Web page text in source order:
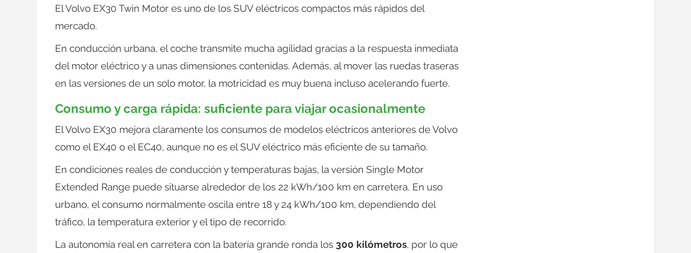
El Volvo EX30 Twin Motor es uno de los SUV eléctricos compactos más rápidos del
mercado.
En conducción urbana, el coche transmite mucha agilidad gracias a la respuesta inmediata
del motor eléctrico y a unas dimensiones contenidas. Además, al mover las ruedas traseras
en las versiones de un solo motor, la motricidad es muy buena incluso acelerando fuerte.
Consumo y carga rápida: suficiente para viajar ocasionalmente
El Volvo EX30 mejora claramente los consumos de modelos eléctricos anteriores de Volvo
como el EX40 o el EC40, aunque no es el SUV eléctrico más eficiente de su tamaño.
En condiciones reales de conducción y temperaturas bajas, la versión Single Motor
Extended Range puede situarse alrededor de los 22 kWh/100 km en carretera. En uso
urbano, el consumo normalmente oscila entre 18 y 24 kWh/100 km, dependiendo del
tráfico, la temperatura exterior y el tipo de recorrido.
La autonomía real en carretera con la batería grande ronda los 300 kilómetros, por lo que